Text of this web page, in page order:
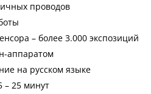
проводов
– более 3.000 экспозиций
аппаратом
на русском языке
– 25 минут